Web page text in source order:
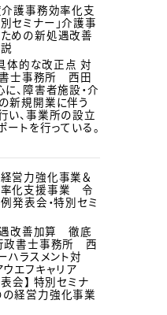
介護事務効率化支
ミナー」介護事
めの新処遇改善
体的な改正点 対
書士事務所 西田
、障害者施設・介
新規開業に伴う
い、事業所の設立
トを行っている。
営力強化事業＆
化支援事業 令
発表会・特別セミ
遇改善加算 徹底
書士事務所 西
ハラスメント対
エフキャリア
会】 特別セミナ
経営力強化事業